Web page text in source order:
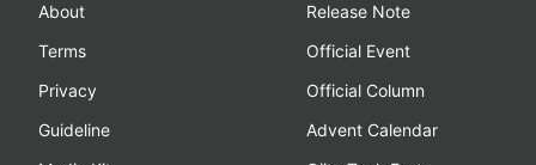
About
Terms
Privacy
Guideline
Release Note
Official Event
Official Column
Advent Calendar